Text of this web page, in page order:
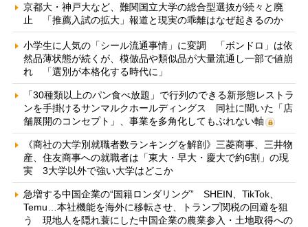
京都大・神戸大など、難関国立大学の総合型選抜が続々と廃
止 「推薦入試の拡大」報道と現実の乖離はなぜ起きるのか
小学生に人気の「シール流通事情」に変調 「ボンドロ」は依
然品薄状態が続くが、模倣品や類似品が大量流通し一部で値崩
れ 「選別が本格化する時代に」
「30種類以上のパン食べ放題」で行列のできる新形態レストラ
ンを手掛けるサンマルクホールディングス 同社に聞いた「店
舗展開のコンセプト」、事業を多角化してもぶれない軸
《商社の大学別就職者数ランキングを解剖》三菱商事、三井物
産、住友商事への就職者は「東大・早大・慶大で約6割」の現
実 3大学以外で強い大学はどこか
急増する中国企業の“国籍ロンダリング” SHEIN、TikTok、
Temu…本社機能を海外に移転させ、トランプ関税の回避を狙
う 現地人を隠れ蓑にした中国企業の農業参入・土地取得への